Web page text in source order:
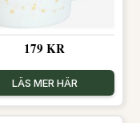
179 KR
LÄS MER HÄR